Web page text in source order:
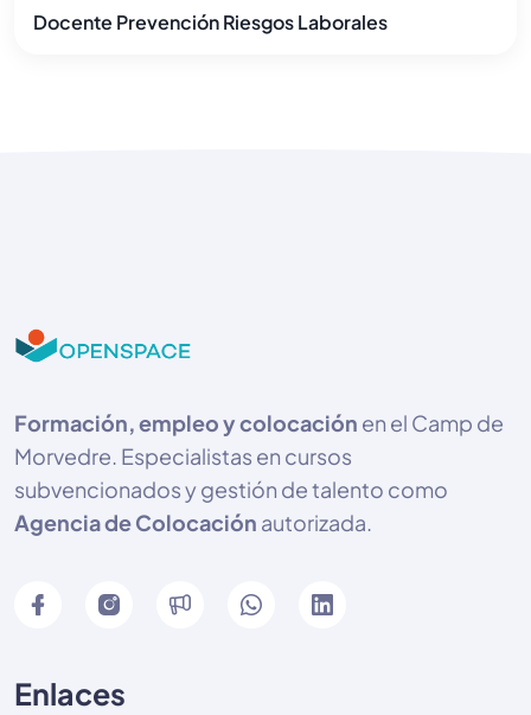
Docente Prevención Riesgos Laborales
Formación, empleo y colocación en el Camp de
Morvedre. Especialistas en cursos
subvencionados y gestión de talento como
Agencia de Colocación autorizada.
Enlaces